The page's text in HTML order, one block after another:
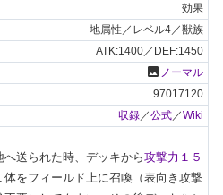
効果
地属性／レベル4／獣族
ATK:1400／DEF:1450
photo ノーマル
97017120
収録 ／公式 ／Wiki
送られた時、デッキから攻撃力１５
体をフィールド上に召喚（表向き攻撃